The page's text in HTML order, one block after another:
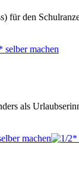
für den
als